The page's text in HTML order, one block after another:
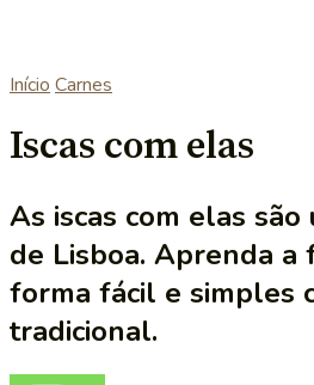
Início Carnes
Iscas com elas
As iscas com elas
de Lisboa. Aprenda a
forma fácil e simples
tradicional.